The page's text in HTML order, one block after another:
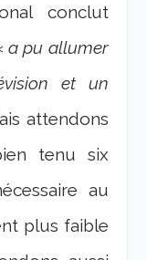
conclut
a pu allumer
et un
attendons
tenu six
au
plus faible